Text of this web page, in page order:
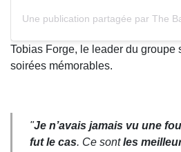
Tobias Forge, le leader du groupe
soirées mémorables.
"Je n’avais jamais vu une
fut le cas. Ce sontles